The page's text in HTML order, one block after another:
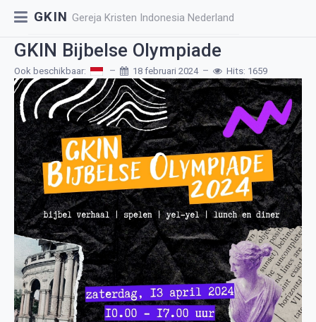
GKIN Gereja Kristen Indonesia Nederland
GKIN Bijbelse Olympiade
Ook beschikbaar: 18 februari 2024 Hits: 1659